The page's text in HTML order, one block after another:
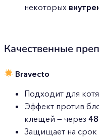
некоторых
Качественные
Bravecto
Подходит для
Эффект против
клещей — через
Защищает на срок